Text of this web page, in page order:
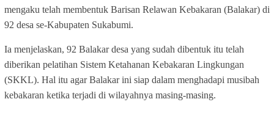
mengaku telah membentuk Barisan Relawan Kebakaran (Balakar) di
92 desa se-Kabupaten Sukabumi.
Ia menjelaskan, 92 Balakar desa yang sudah dibentuk itu telah
diberikan pelatihan Sistem Ketahanan Kebakaran Lingkungan
(SKKL). Hal itu agar Balakar ini siap dalam menghadapi musibah
kebakaran ketika terjadi di wilayahnya masing-masing.